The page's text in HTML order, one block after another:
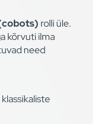
rolli üle.
kõrvuti ilma
need